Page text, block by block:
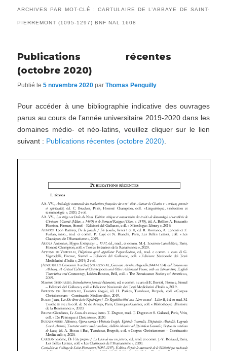
ARCHIVES PAR MOT-CLÉ : CARTULAIRE DE L’ABBAYE DE SAINT-
PIERREMONT (1095-1297) BNF NAL 1608
Publications récentes
(octobre 2020)
Publié le5 novembre 2020 parThomas Penguilly
Pour accéder à une bibliographie indicative des ouvrages
parus au cours de l’année universitaire 2019-2020 dans les
domaines médio- et néo-latins, veuillez cliquer sur le lien
suivant : Publications récentes (octobre 2020)